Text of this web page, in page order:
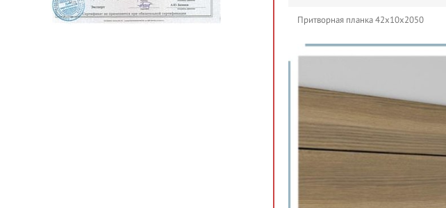
Притворная планка 42х10х2050